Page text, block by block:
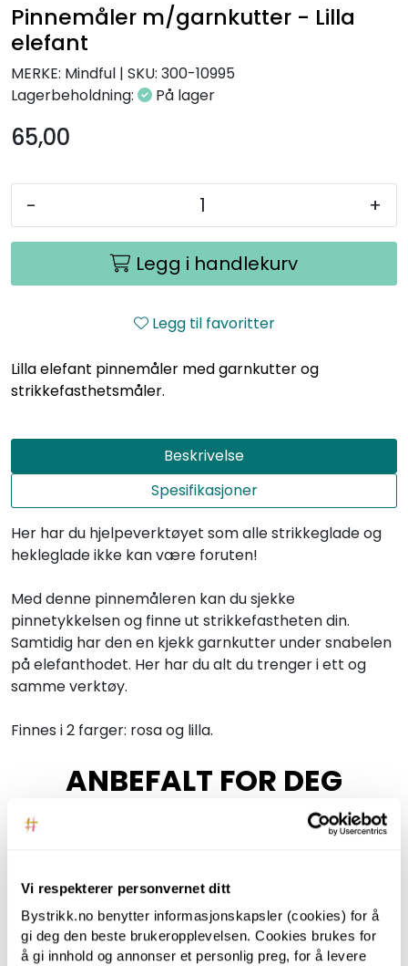
Vi respekterer personvernet ditt
Bystrikk.no benytter informasjonskapsler (cookies) for å
gi deg den beste brukeropplevelsen. Cookies brukes for
å gi innhold og annonser et personlig preg, for å levere
Pinnemåler m/garnkutter - Lilla
elefant
MERKE: Mindful | SKU: 300-10995
Lagerbeholdning:
På lager
65,00
- +
Legg i handlekurv
Legg til favoritter
Lilla elefant pinnemåler med garnkutter og
strikkefasthetsmåler.
Beskrivelse
Spesifikasjoner
Her har du hjelpeverktøyet som alle strikkeglade og
hekleglade ikke kan være foruten!
Med denne pinnemåleren kan du sjekke
pinnetykkelsen og finne ut strikkefastheten din.
Samtidig har den en kjekk garnkutter under snabelen
på elefanthodet. Her har du alt du trenger i ett og
samme verktøy.
Finnes i 2 farger: rosa og lilla.
ANBEFALT FOR DEG